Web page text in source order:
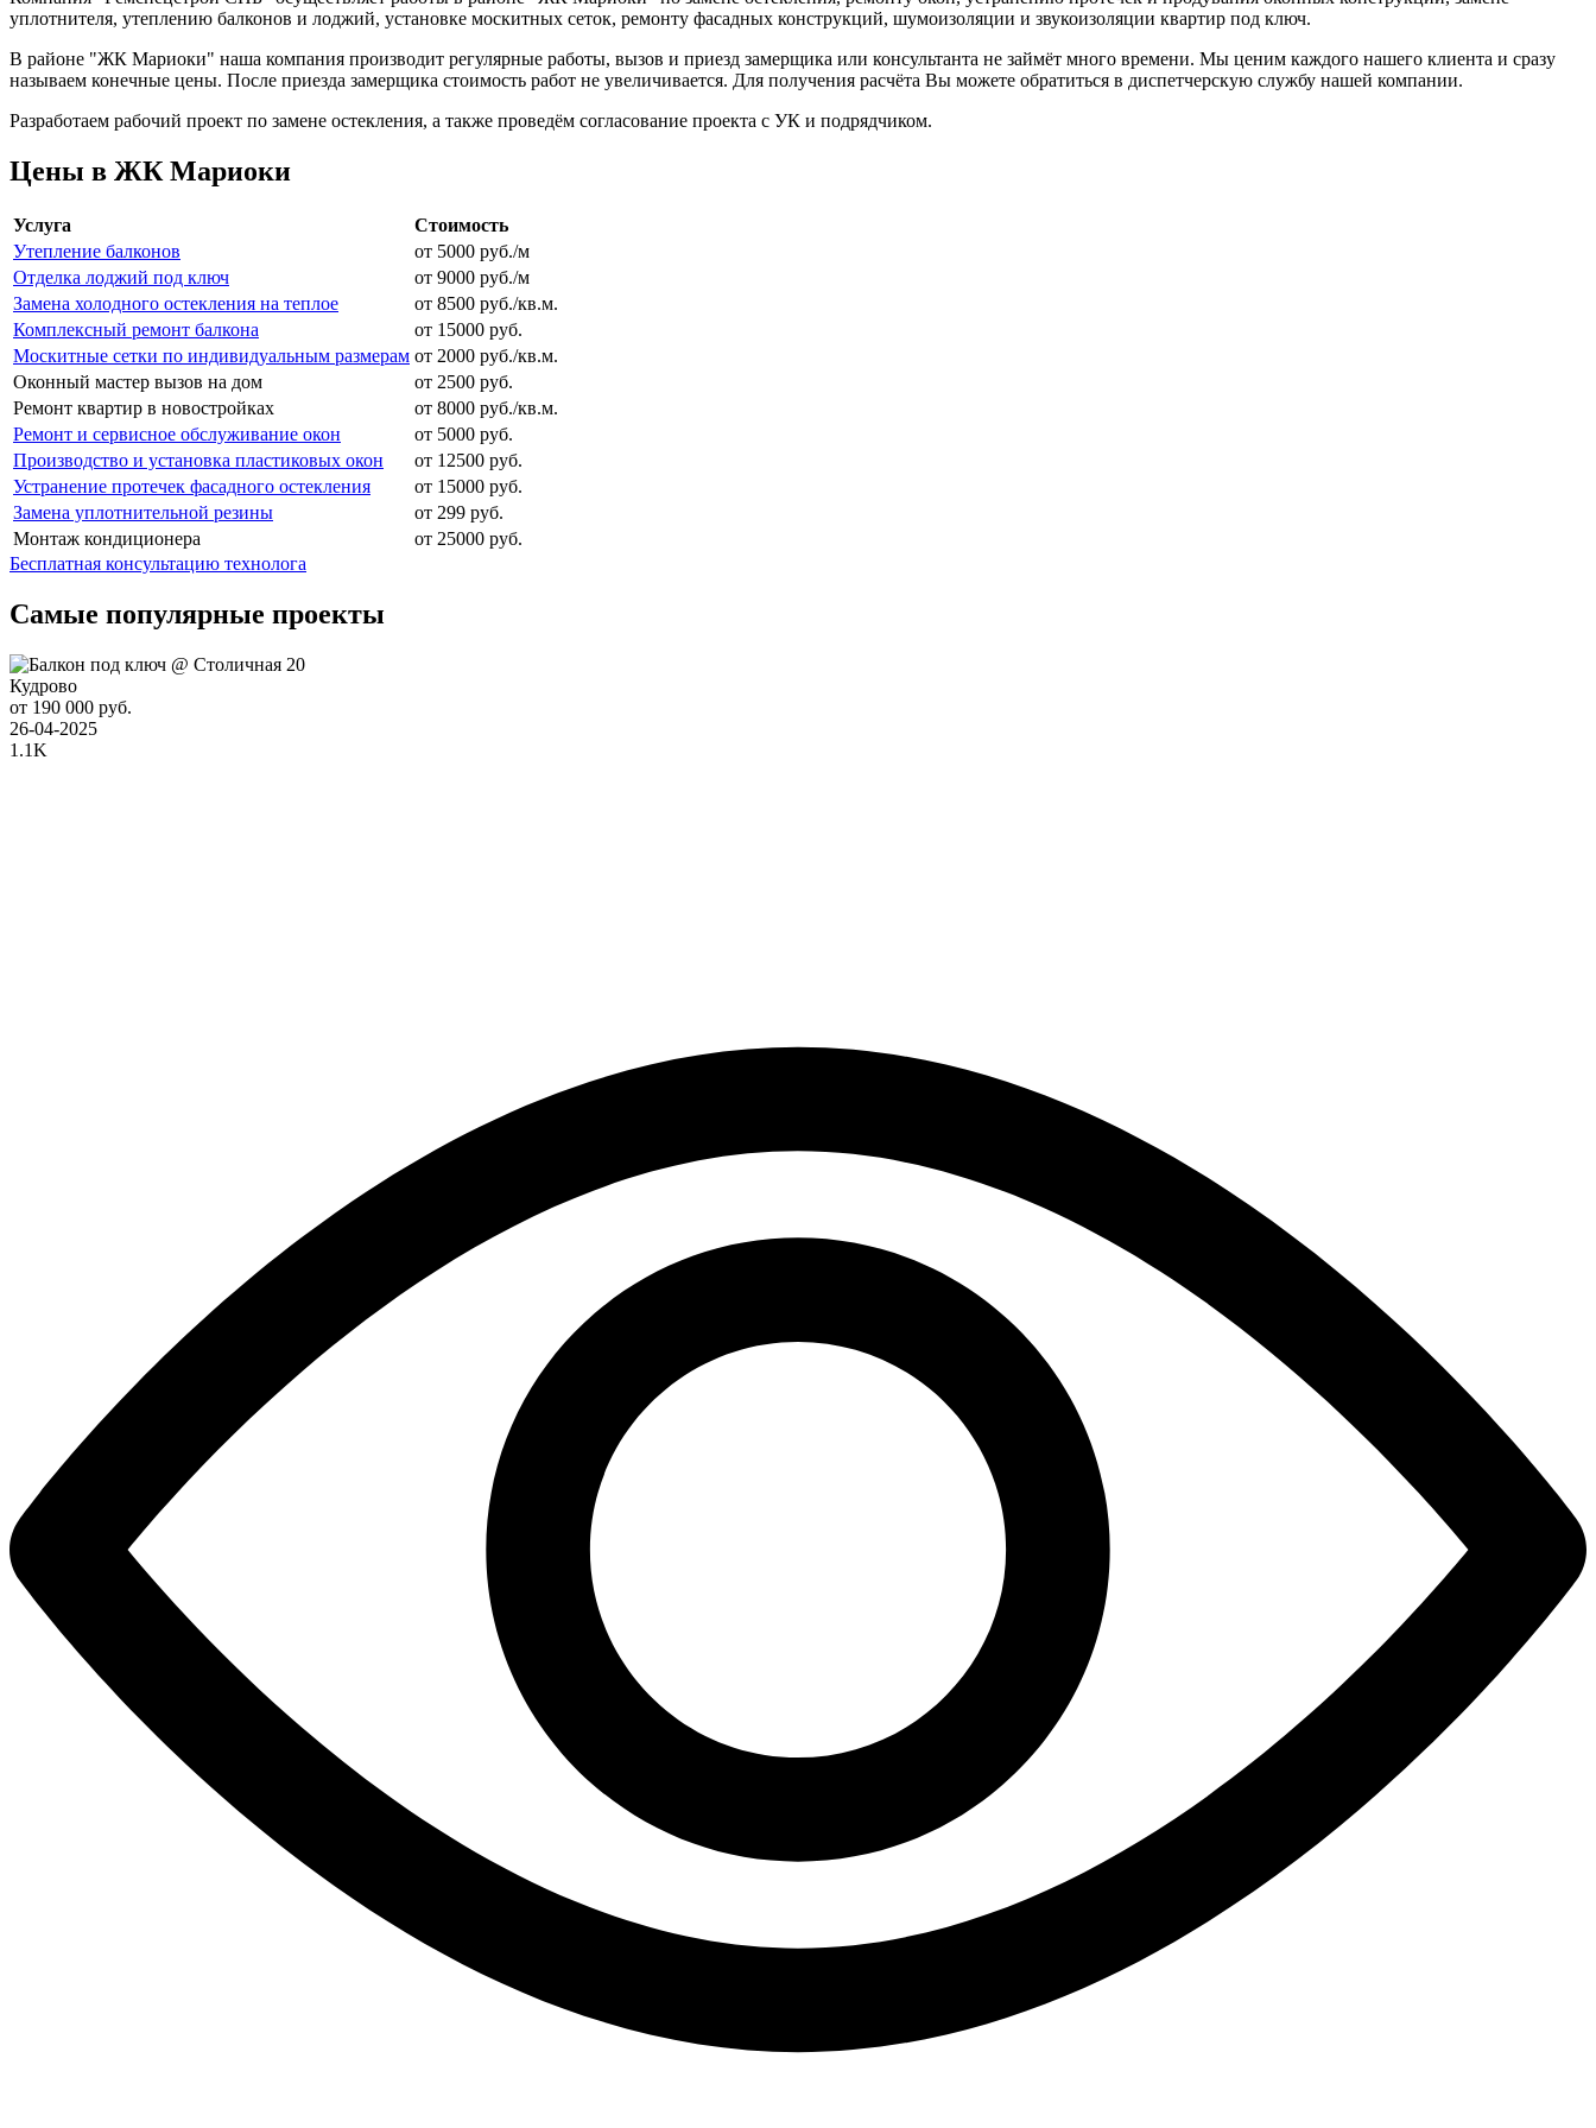
уплотнителя, утеплению балконов и лоджий, установке москитных сеток, ремонту фасадных конструкций, шумоизоляции и звукоизоляции квартир под ключ.
В районе "ЖК Мариоки" наша компания производит регулярные работы, вызов и приезд замерщика или консультанта не займёт много времени. Мы ценим каждого нашего клиента и сразу
называем конечные цены. После приезда замерщика стоимость работ не увеличивается. Для получения расчёта Вы можете обратиться в диспетчерскую службу нашей компании.
Разработаем рабочий проект по замене остекления, а также проведём согласование проекта с УК и подрядчиком.
Цены в ЖК Мариоки
Услуга
Стоимость
Утепление балконов
от 5000 руб./м
Отделка лоджий под ключ
от 9000 руб./м
Замена холодного остекления на теплое
от 8500 руб./кв.м.
Комплексный ремонт балкона
от 15000 руб.
Москитные сетки по индивидуальным размерам от 2000 руб./кв.м.
Оконный мастер вызов на дом
от 2500 руб.
Ремонт квартир в новостройках
от 8000 руб./кв.м.
Ремонт и сервисное обслуживание окон
от 5000 руб.
Производство и установка пластиковых окон
от 12500 руб.
Устранение протечек фасадного остекления
от 15000 руб.
Замена уплотнительной резины
от 299 руб.
Монтаж кондиционера
от 25000 руб.
Бесплатная консультацию технолога
Самые популярные проекты
Кудрово
от 190 000 руб.
26-04-2025
1.1K